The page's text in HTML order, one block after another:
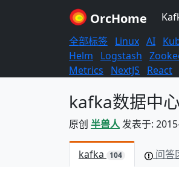
OrcHome
全部标签 Linux AI
Helm
Logstash
Metrics
NextJS React
kafka数据中心
原创 半兽人发表于:
kafka 104 问答